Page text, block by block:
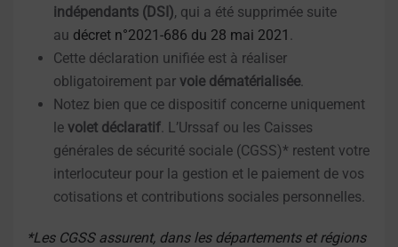
indépendants (DSI), qui a été supprimée suite
au décret n°2021-686 du 28 mai 2021 .
Cette déclaration unifiée est à réaliser
obligatoirement par voie dématérialisée.
Notez bien que ce dispositif concerne uniquement
le volet déclaratif. L’Urssaf ou les Caisses
générales de sécurité sociale (CGSS)* restent votre
interlocuteur pour la gestion et le paiement de vos
cotisations et contributions sociales personnelles.
*Les CGSS assurent, dans les départements et régions